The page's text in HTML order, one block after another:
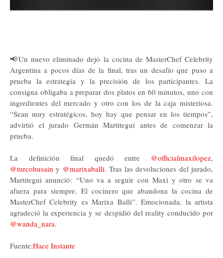
📢Un nuevo eliminado dejó la cocina de MasterChef Celebrity
Argentina a pocos días de la final, tras un desafío que puso a
prueba la estrategia y la precisión de los participantes. La
consigna obligaba a preparar dos platos en 60 minutos, uno con
ingredientes del mercado y otro con los de la caja misteriosa.
“Sean muy estratégicos, hoy hay que pensar en los tiempos”,
advirtió el jurado Germán Martitegui antes de comenzar la
prueba.
La definición final quedó entre @officialmaxilopez
@turcohusain y @marixaballi. Tras las devoluciones del jurado,
Martitegui anunció: “Uno va a seguir con Maxi y otro se va
afuera para siempre. El cocinero que abandona la cocina de
MasterChef Celebrity es Marixa Balli”. Emocionada, la artista
@wanda_nara.
Fuente:Hace Instante